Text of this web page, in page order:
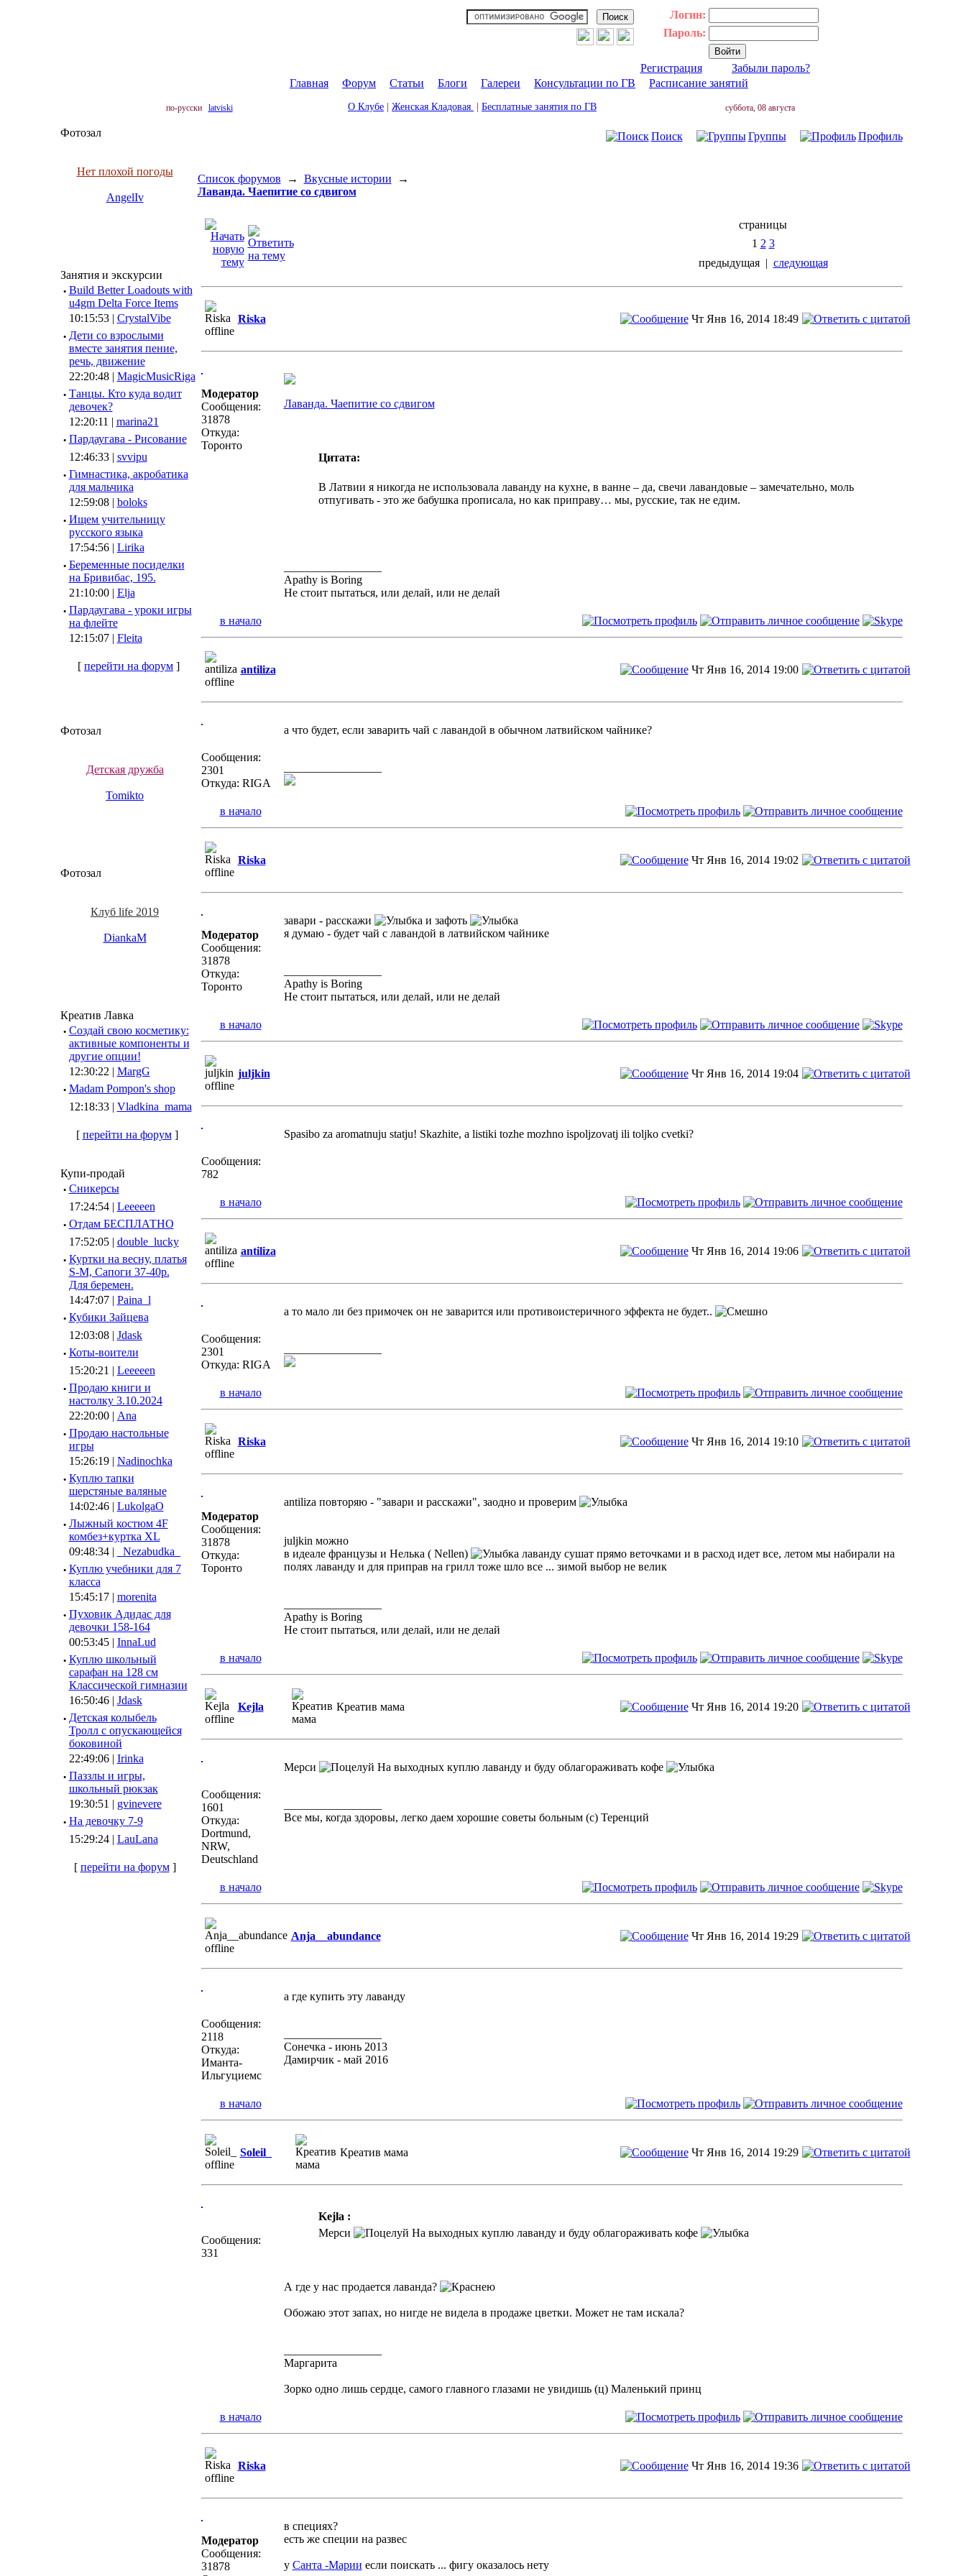
Логин:
Пароль:
Регистрация
Забыли пароль?
Главная
Форум Статьи Блоги Галереи Консультации по ГВ Расписание занятий
по-русски latviski О Клубе Женская Кладовая Бесплатные занятия по ГВ суббота, 08 августа
Фотозал
Нет плохой погоды
AngelIv
Занятия и экскурсии
· Build Better Loadouts with
u4gm Delta Force Items
10:15:53 | CrystalVibe
· Дети со взрослыми
вместе занятия пение,
речь, движение
22:20:48 | MagicMusicRiga
· Танцы. Кто куда водит
девочек?
12:20:11 | marina21
· Пардаугава - Рисование
12:46:33 | svvipu
· Гимнастика, акробатика
для мальчика
12:59:08 | boloks
· Ищем учительницу
русского языка
17:54:56 | Lirika
· Беременные посиделки
на Бривибас, 195.
21:10:00 | Elja
· Пардаугава - уроки игры
на флейте
12:15:07 | Fleita
[ перейти на форум ]
Фотозал
Детская дружба
Tomikto
Фотозал
Клуб life 2019
DiankaM
Креатив Лавка
· Создай свою косметику:
активные компоненты и
другие опции!
12:30:22 | MargG
· Madam Pompon's shop
12:18:33 | Vladkina_mama
[ перейти на форум]
Купи-продай
· Сникерсы
17:24:54 | Leeeeen
· Отдам БЕСПЛАТНО
17:52:05 | double_lucky
· Куртки на весну, платья
S-M, Сапоги 37-40р.
Для беремен.
14:47:07 | Paina_l
· Кубики Зайцева
12:03:08 | Jdask
· Коты-воители
15:20:21 | Leeeeen
· Продаю книги и
настолку 3.10.2024
22:20:00 | Ana
· Продаю настольные
игры
15:26:19 | Nadinochka
· Куплю тапки
шерстяные валяные
14:02:46 | LukolgaO
· Лыжный костюм 4F
комбез+куртка XL
09:48:34 |
_Nezabudka_
· Куплю учебники для 7
класса
15:45:17 | morenita
· Пуховик Адидас для
девочки 158-164
00:53:45 | InnaLud
· Куплю школьный
сарафан на 128 см
Классической гимназии
16:50:46 | Jdask
· Детская колыбель
Тролл с опускающейся
боковиной
22:49:06 | Irinka
· Паззлы и игры,
школьный рюкзак
19:30:51 | gvinevere
· Hа девочку 7-9
15:29:24 | LauLana
[ перейти на форум]
Поиск Группы Профиль
Список форумов → Вкусные истории →
Лаванда. Чаепитие со сдвигом
страницы
1 2 3
предыдущая| следующая
Riska Чт Янв 16, 2014 18:49
Модератор
Сообщения:
31878
Откуда:
Торонто
Лаванда. Чаепитие со сдвигом
Цитата:
В Латвии я никогда не использовала лаванду на кухне, в ванне – да, свечи лавандовые – замечательно, моль
отпугивать - это же бабушка прописала, но как приправу… мы, русские, так не едим.
Apathy is Boring
Не стоит пытаться, или делай, или не делай
в начало
antiliza Чт Янв 16, 2014 19:00
Сообщения:
2301
Откуда: RIGA
а что будет, если заварить чай с лавандой в обычном латвийском чайнике?
в начало
Riska Чт Янв 16, 2014 19:02
Модератор
Сообщения:
31878
Откуда:
Торонто
завари - расскажи
и зафоть
я думаю - будет чай с лавандой в латвийском чайнике
Apathy is Boring
Не стоит пытаться, или делай, или не делай
в начало
juljkin Чт Янв 16, 2014 19:04
Сообщения:
782
Spasibo za aromatnuju statju! Skazhite, a listiki tozhe mozhno ispoljzovatj ili toljko cvetki?
в начало
antiliza Чт Янв 16, 2014 19:06
Сообщения:
2301
Откуда: RIGA
а то мало ли без примочек он не заварится или противоистеричного эффекта не будет..
в начало
Riska Чт Янв 16, 2014 19:10
Модератор
Сообщения:
31878
Откуда:
Торонто
antiliza повторяю - "завари и расскажи", заодно и проверим
juljkin можно
в идеале французы и Нелька ( Nellen)
лаванду сушат прямо веточками и в расход идет все, летом мы набирали на
полях лаванду и для приправ на грилл тоже шло все ... зимой выбор не велик
Apathy is Boring
Не стоит пытаться, или делай, или не делай
в начало
Kejla Креатив мама Чт Янв 16, 2014 19:20
Сообщения:
1601
Откуда:
Dortmund,
NRW,
Deutschland
Мерси На выходных куплю лаванду и буду облагораживать кофе
Все мы, когда здоровы, легко даем хорошие советы больным (c) Теренций
в начало
Anja__abundance Чт Янв 16, 2014 19:29
Сообщения:
2118
Откуда:
Иманта-
Ильгуциемс
а где купить эту лаванду
Сонечка - июнь 2013
Дамирчик - май 2016
в начало
Soleil_ Креатив мама Чт Янв 16, 2014 19:29
Сообщения:
331
Kejla :
Мерси
На выходных куплю лаванду и буду облагораживать кофе
А где у нас продается лаванда?
Обожаю этот запах, но нигде не видела в продаже цветки. Может не там искала?
Маргарита
Зорко одно лишь сердце, самого главного глазами не увидишь (ц) Маленький принц
в начало
Riska Чт Янв 16, 2014 19:36
Модератор
Сообщения:
31878
в специях?
есть же специи на развес
у Санта -Марии если поискать ... фигу оказалось нету